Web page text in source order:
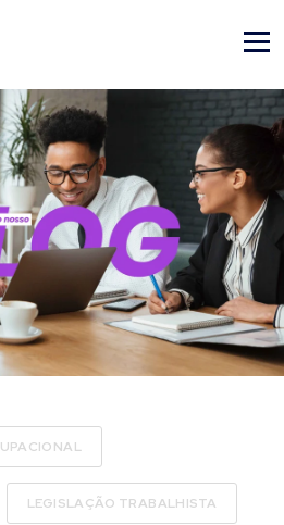
LEGISLAÇÃO TRABALHISTA